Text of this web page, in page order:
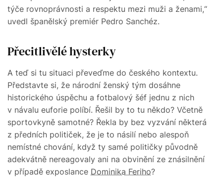
týče rovnoprávnosti a respektu mezi muži a ženami,“
uvedl španělský premiér Pedro Sanchéz.
Přecitlivělé hysterky
A teď si tu situaci převeďme do českého kontextu.
Představte si, že národní ženský tým dosáhne
historického úspěchu a fotbalový šéf jednu z nich
v návalu euforie políbí. Řešil by to tu někdo? Včetně
sportovkyně samotné? Řekla by bez vyzvání některá
z předních političek, že je to násilí nebo alespoň
nemístné chování, když ty samé političky původně
adekvátně nereagovaly ani na obvinění ze znásilnění
v případě exposlance Dominika Feriho?